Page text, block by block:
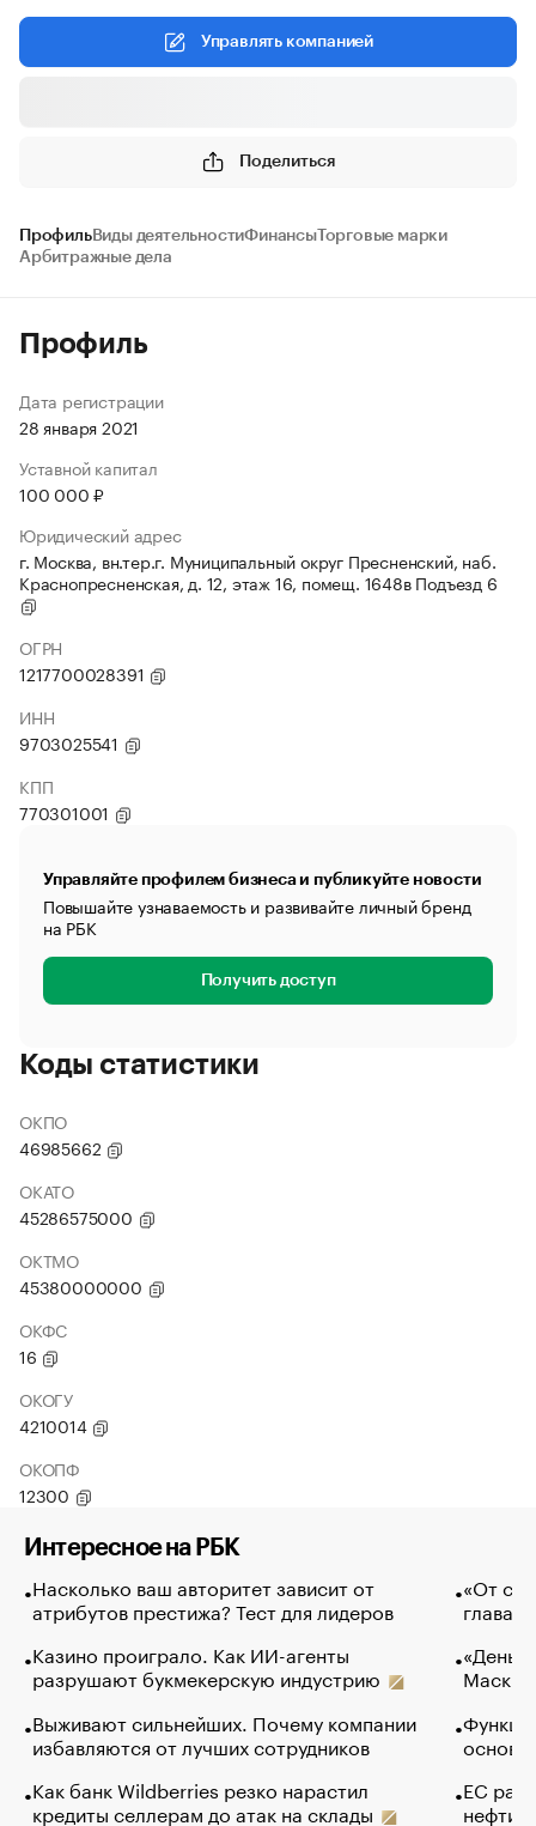
Управлять компанией
Поделиться
ПрофильВиды деятельностиФинансыТорговые марки
Арбитражные дела
Профиль
Дата регистрации
28 января 2021
Уставной капитал
100 000 ₽
Юридический адрес
г. Москва, вн.тер.г. Муниципальный округ Пресненский, наб.
Краснопресненская, д. 12, этаж 16, помещ. 1648в Подъезд 6
ОГРН
1217700028391
ИНН
9703025541
КПП
770301001
Управляйте профилем бизнеса и публикуйте новости
Повышайте узнаваемость и развивайте личный бренд
на РБК
Получить доступ
Коды статистики
ОКПО
46985662
ОКАТО
45286575000
ОКТМО
45380000000
ОКФС
16
ОКОГУ
4210014
ОКОПФ
12300
Интересное на РБК
Насколько ваш авторитет зависит от
атрибутов престижа? Тест для лидеров
Казино проиграло. Как ИИ-агенты
разрушают букмекерскую индустрию
Выживают сильнейших. Почему компании
избавляются от лучших сотрудников
Как банк Wildberries резко нарастил
кредиты селлерам до атак на склады
«От
глава
Маск в
основ
ЕС
нефти